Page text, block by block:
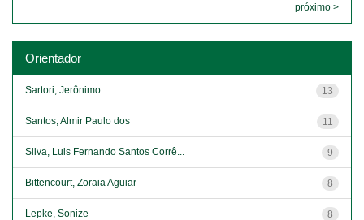
próximo >
Orientador
13
Sartori, Jerônimo
11
Santos, Almir Paulo dos
9
Silva, Luis Fernando Santos Corrê...
8
Bittencourt, Zoraia Aguiar
8
Lepke, Sonize